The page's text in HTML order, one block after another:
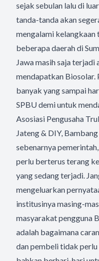
sejak sebulan lalu di
tanda-tanda akan
mengalami kelangkaan
beberapa daerah di
Jawa masih saja terjadi
mendapatkan
banyak yang sampai
SPBU demi untuk
Asosiasi Pengusaha
Jateng & DIY,
sebenarnya
perlu berterus terang
yang sedang terjadi.
mengeluarkan
institusinya masing-
masyarakat pengguna
adalah bagaimana
dan pembeli tidak